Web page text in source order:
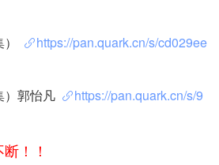
https://pan.quark.cn/s/cd029ee
）郭怡凡
https://pan.quark.cn/s/9
！！